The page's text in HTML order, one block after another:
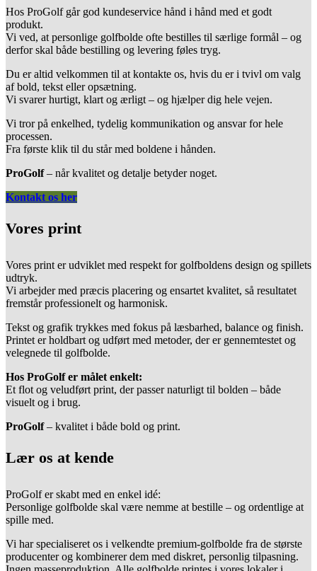
Hos ProGolf går god kundeservice hånd i hånd med et godt
produkt.
Vi ved, at personlige golfbolde ofte bestilles til særlige formål – og
derfor skal både bestilling og levering føles tryg.
Du er altid velkommen til at kontakte os, hvis du er i tvivl om valg
af bold, tekst eller opsætning.
Vi svarer hurtigt, klart og ærligt – og hjælper dig hele vejen.
Vi tror på enkelhed, tydelig kommunikation og ansvar for hele
processen.
Fra første klik til du står med boldene i hånden.
ProGolf– når kvalitet og detalje betyder noget.
Kontakt os her
Vores print
Vores print er udviklet med respekt for golfboldens design og spillets
udtryk.
Vi arbejder med præcis placering og ensartet kvalitet, så resultatet
fremstår professionelt og harmonisk.
Tekst og grafik trykkes med fokus på læsbarhed, balance og finish.
Printet er holdbart og udført med metoder, der er gennemtestet og
velegnede til golfbolde.
Hos ProGolf er målet enkelt:
Et flot og veludført print, der passer naturligt til bolden – både
visuelt og i brug.
ProGolf– kvalitet i både bold og print.
Lær os at kende
ProGolf er skabt med en enkel idé:
Personlige golfbolde skal være nemme at bestille – og ordentlige at
spille med.
Vi har specialiseret os i velkendte premium-golfbolde fra de største
producenter og kombinerer dem med diskret, personlig tilpasning.